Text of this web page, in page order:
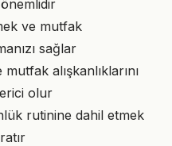
ve mutfak
sağlar
alışkanlıklarını
olur
rutinine dahil etmek